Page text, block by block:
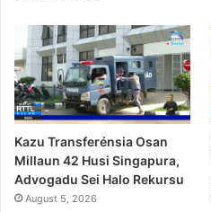
Kazu Transferénsia Osan
Millaun 42 Husi Singapura,
Advogadu Sei Halo Rekursu
August 5, 2026